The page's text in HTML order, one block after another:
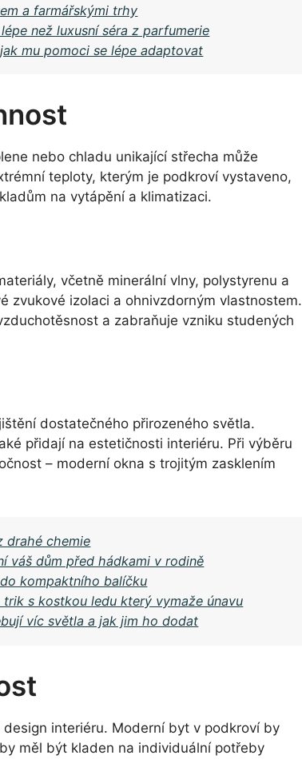
a farmářskými trhy
než luxusní séra z parfumerie
mu pomoci se lépe adaptovat
nebo chladu unikající střecha může
teploty, kterým je podkroví vystaveno,
na vytápění a klimatizaci.
včetně minerální vlny, polystyrenu a
zvukové izolaci a ohnivzdorným vlastnostem.
a zabraňuje vzniku studených
dostatečného přirozeného světla.
přidají na estetičnosti interiéru. Při výběru
– moderní okna s trojitým zasklením
drahé chemie
váš dům před hádkami v rodině
kompaktního balíčku
s kostkou ledu který vymaže únavu
víc světla a jak jim ho dodat
interiéru. Moderní byt v podkroví by
měl být kladen na individuální potřeby